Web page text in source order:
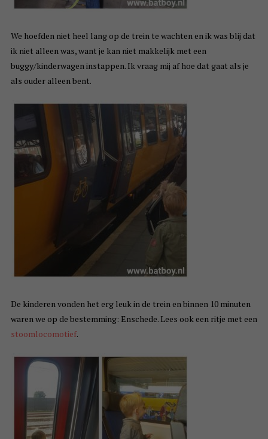
We hoefden niet heel lang op de trein te wachten en ik was blij dat
ik niet alleen was, want je kan niet makkelijk met een
buggy/kinderwagen instappen. Ik vraag mij af hoe dat gaat als je
als ouder alleen bent.
De kinderen vonden het erg leuk in de trein en binnen 10 minuten
waren we op de bestemming: Enschede. Lees ook een ritje met een
stoomlocomotief.